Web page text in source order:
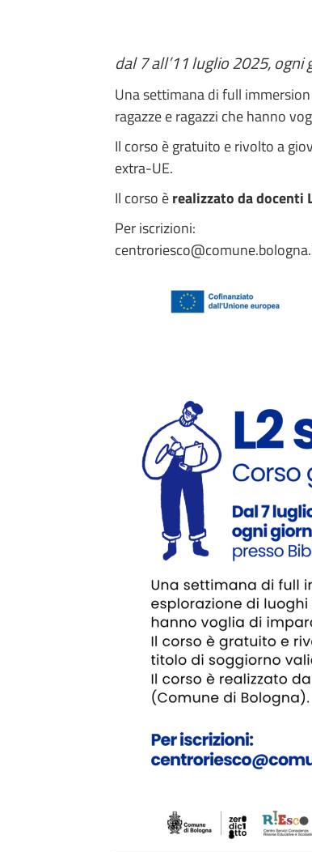
dal 7 all’11 luglio 2025,
Una settimana di full
ragazze e ragazzi che hanno
Il corso è gratuito e rivolto a
extra-UE.
Il corso èrealizzato da docenti
Per iscrizioni: